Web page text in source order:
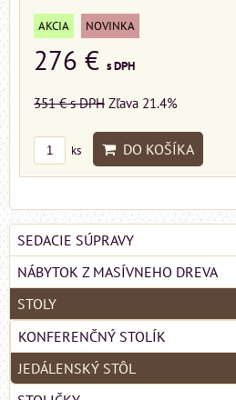
AKCIA NOVINKA
276 € s DPH
351 €s DPH Zľava 21.4%
ks DO KOŠÍKA
SEDACIE SÚPRAVY
NÁBYTOK Z MASÍVNEHO DREVA
STOLY
KONFERENČNÝ STOLÍK
JEDÁLENSKÝ STÔL